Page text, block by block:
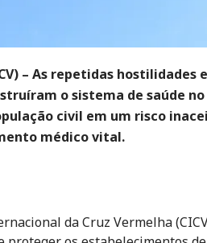
– As repetidas hostilidades
o sistema de saúde
civil em um risco
médico vital.
da Cruz Vermelha